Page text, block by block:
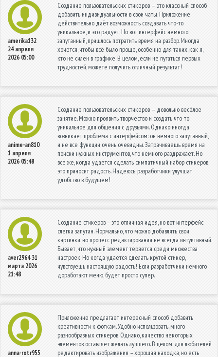
amerika132
24 апреля
2026 05:00
Создание пользовательских стикеров — это классный способ
добавить индивидуальности в свои чаты. Приложение
действительно даёт возможность создавать что-то
уникальное, и это радует. Но вот интерфейс немного
запутанный, пришлось потратить время на разбор. Иногда
хочется, чтобы всё было проще, особенно для таких, как я,
кто не силён в графике. В целом, если не пугаться первых
трудностей, можете получить отличный результат!
anime-an810
1 апреля
2026 05:48
Создание пользовательских стикеров — довольно весёлое
занятие. Можно проявить творчество и создать что-то
уникальное для общения с друзьями. Однако иногда
возникает проблема с интерфейсом: он немного запутанный,
и не все функции очень очевидны. Затрачиваешь время на
поиски нужных инструментов, что немного раздражает. Но
всё же, когда удаётся сделать симпатичный набор стикеров,
это приносит радость. Надеюсь, разработчики улучшат
удобство в будущем!
aver2964 31
марта 2026
21:48
Создание стикеров – это отличная идея, но вот интерфейс
слегка запутан. Нормально, что можно добавлять свои
картинки, но процесс редактирования не всегда интуитивный.
Бывает, что нужный элемент теряется среди множества
настроек. Но когда удается сделать крутой стикер,
чувствуешь настоящую радость! Если разработчики немного
доработают меню, будет просто супер.
anna-rotr955
Приложение предлагает интересный способ добавить
креативности к фоткам. Удобно использовать, много
разнообразных стикеров. Однако, качество некоторых
элементов оставляет желать лучшего. В целом, для любителей
редактировать изображения – хорошая находка, но есть